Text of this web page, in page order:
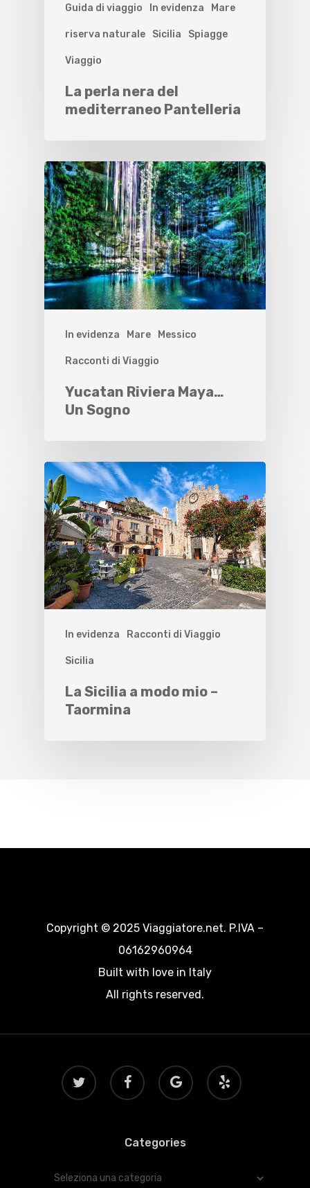
Guida di viaggio In evidenza Mare
riserva naturale Sicilia Spiagge
Viaggio
La perla nera del
mediterraneo Pantelleria
In evidenza Mare Messico
Racconti di Viaggio
Yucatan Riviera Maya…
Un Sogno
In evidenza Racconti di Viaggio
Sicilia
La Sicilia a modo mio –
Taormina
Copyright © 2025 Viaggiatore.net. P.IVA –
06162960964
Built with love in Italy
All rights reserved.
twitter facebook
google-
plus
yelp
Categories
Categories